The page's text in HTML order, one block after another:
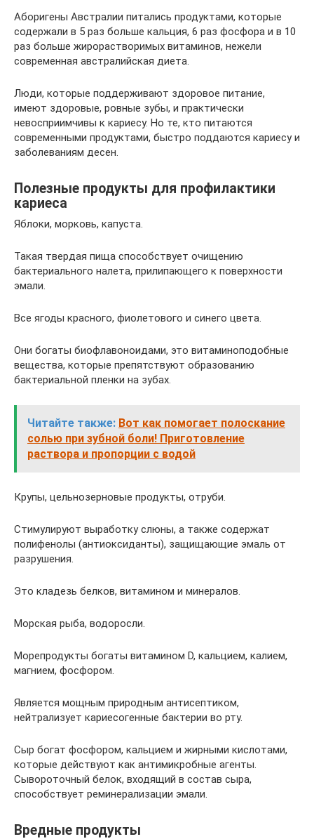
Аборигены Австралии питались продуктами, которые
содержали в 5 раз больше кальция, 6 раз фосфора и в 10
раз больше жирорастворимых витаминов, нежели
современная австралийская диета.
Люди, которые поддерживают здоровое питание,
имеют здоровые, ровные зубы, и практически
невосприимчивы к кариесу. Но те, кто питаются
современными продуктами, быстро поддаются кариесу и
заболеваниям десен.
Полезные продукты для профилактики
кариеса
Яблоки, морковь, капуста.
Такая твердая пища способствует очищению
бактериального налета, прилипающего к поверхности
эмали.
Все ягоды красного, фиолетового и синего цвета.
Они богаты биофлавоноидами, это витаминоподобные
вещества, которые препятствуют образованию
бактериальной пленки на зубах.
Читайте также: Вот как помогает полоскание
солью при зубной боли! Приготовление
раствора и пропорции с водой
Крупы, цельнозерновые продукты, отруби.
Стимулируют выработку слюны, а также содержат
полифенолы (антиоксиданты), защищающие эмаль от
разрушения.
Это кладезь белков, витамином и минералов.
Морская рыба, водоросли.
Морепродукты богаты витамином D, кальцием, калием,
магнием, фосфором.
Является мощным природным антисептиком,
нейтрализует кариесогенные бактерии во рту.
Сыр богат фосфором, кальцием и жирными кислотами,
которые действуют как антимикробные агенты.
Сывороточный белок, входящий в состав сыра,
способствует реминерализации эмали.
Вредные продукты